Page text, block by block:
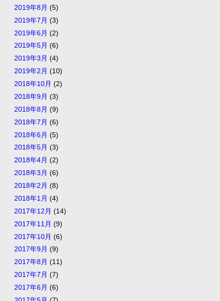
2019年8月 (5)
2019年7月 (3)
2019年6月 (2)
2019年5月 (6)
2019年3月 (4)
2019年2月 (10)
2018年10月 (2)
2018年9月 (3)
2018年8月 (9)
2018年7月 (6)
2018年6月 (5)
2018年5月 (3)
2018年4月 (2)
2018年3月 (6)
2018年2月 (8)
2018年1月 (4)
2017年12月 (14)
2017年11月 (9)
2017年10月 (6)
2017年9月 (9)
2017年8月 (11)
2017年7月 (7)
2017年6月 (6)